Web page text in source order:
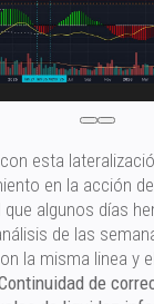
esta
en la acción
que algunos días
de las
la misma linea y
de